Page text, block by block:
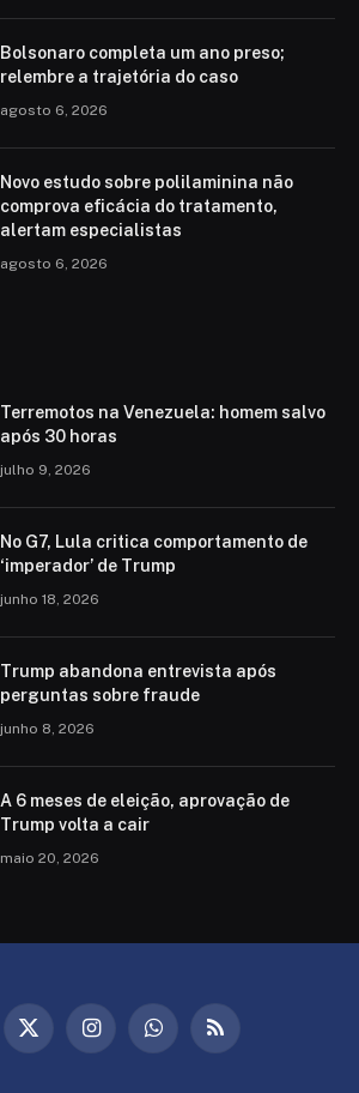
Bolsonaro completa um ano preso;
relembre a trajetória do caso
agosto 6, 2026
Novo estudo sobre polilaminina não
comprova eficácia do tratamento,
alertam especialistas
agosto 6, 2026
Terremotos na Venezuela: homem salvo
após 30 horas
julho 9, 2026
No G7, Lula critica comportamento de
‘imperador’ de Trump
junho 18, 2026
Trump abandona entrevista após
perguntas sobre fraude
junho 8, 2026
A 6 meses de eleição, aprovação de
Trump volta a cair
maio 20, 2026
X
InstagramWhatsAppRSS